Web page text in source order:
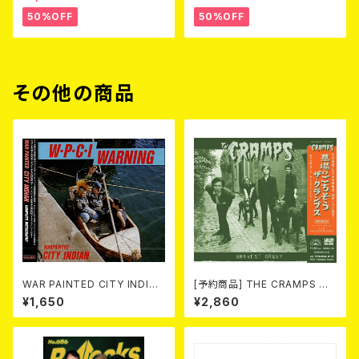
50%OFF 50%OFF
その他の商品
WAR PAINTED CITY INDIAN
/ Complete Discography
(CD)
¥1,650
[予約商品] THE CRAMPS ザ・
クランプス / Gravest Gravy
（墓場のごちそう）(CD) 2026.8
月下旬
¥2,860